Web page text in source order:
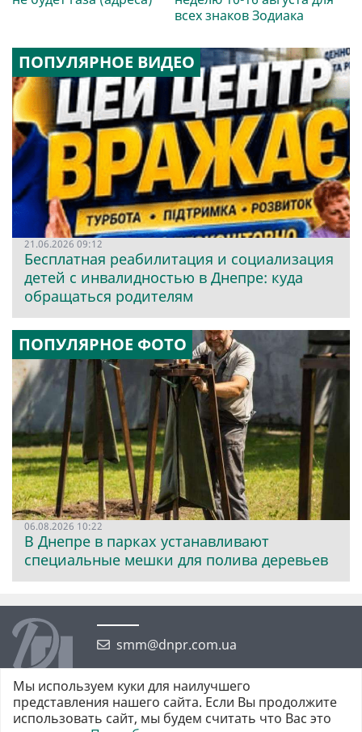
всех знаков Зодиака
ПОПУЛЯРНОЕ ВИДЕО
21.06.2026 09:12
Бесплатная реабилитация и социализация
детей с инвалидностью в Днепре: куда
обращаться родителям
ПОПУЛЯРНОЕ ФОТО
06.08.2026 10:22
В Днепре в парках устанавливают
специальные мешки для полива деревьев
smm@dnpr.com.ua
Мы используем куки для наилучшего
представления нашего сайта. Если Вы продолжите
использовать сайт, мы будем считать что Вас это